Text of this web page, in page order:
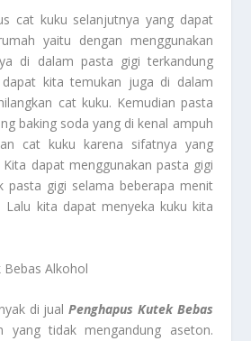
cat kuku selanjutnya yang dapat
yaitu dengan menggunakan
di dalam pasta gigi terkandung
kita temukan juga di dalam
cat kuku. Kemudian pasta
baking soda yang di kenal ampuh
cat kuku karena sifatnya yang
dapat menggunakan pasta gigi
pasta gigi selama beberapa menit
Lalu kita dapat menyeka kuku kita
Bebas Alkohol
di jualPenghapus Kutek Bebas
tidak mengandung aseton.